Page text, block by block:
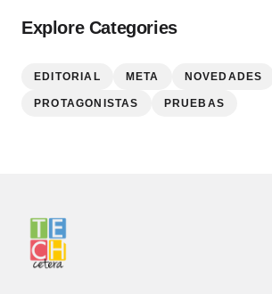
Explore Categories
EDITORIAL META NOVEDADES
PROTAGONISTAS PRUEBAS